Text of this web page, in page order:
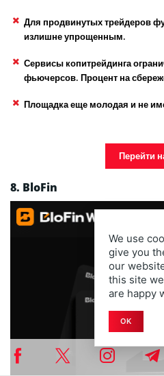
Для продвинутых трейдеров
излишне упрощенным.
Сервисы копитрейдинга
фьючерсов. Процент на
Площадка еще молодая и не
Перейти
8. BloFin
We use
give you
our
this site
are happy
OK